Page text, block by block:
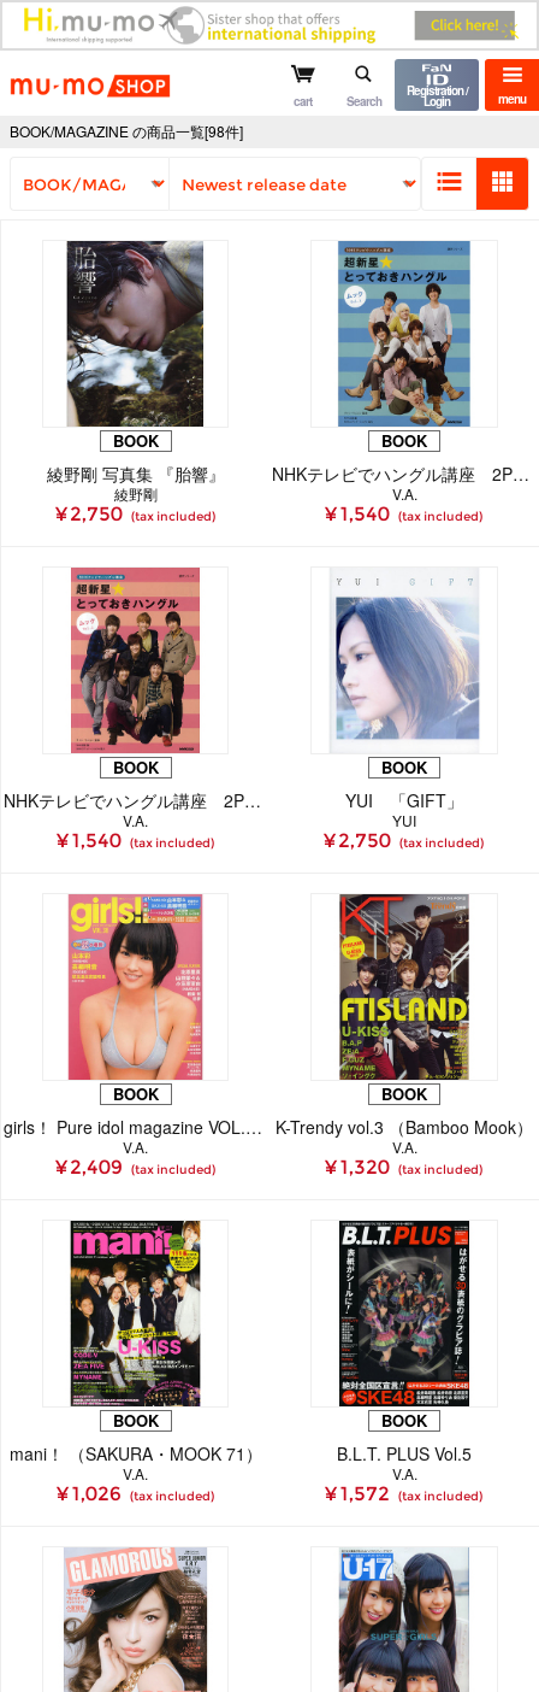
mu-mo shop menu
cart Search
Registration /
Login
BOOK/MAGAZINE の商品一覧[98件]
BOOK
綾野剛 写真集 『胎響』
綾野剛
¥ 2,750 (tax included)
BOOK
NHKテレビでハングル講座 2PMのワンポイントハングル ムック Vol. 1
V.A.
¥ 1,540 (tax included)
BOOK
NHKテレビでハングル講座 2PMのワンポイントハングル ムック Vol. 2
V.A.
¥ 1,540 (tax included)
BOOK
YUI 「GIFT」
YUI
¥ 2,750 (tax included)
BOOK
girls！ Pure idol magazine VOL.38 山本 彩（NMB48） 高柳 明音（SKE48）
V.A.
¥ 2,409 (tax included)
BOOK
K-Trendy vol.3 （Bamboo Mook）
V.A.
¥ 1,320 (tax included)
BOOK
mani！ （SAKURA・MOOK 71）
V.A.
¥ 1,026 (tax included)
BOOK
B.L.T. PLUS Vol.5
V.A.
¥ 1,572 (tax included)